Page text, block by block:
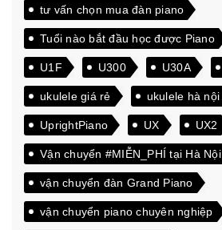
tư vấn chọn mua đàn piano
Tuổi nào bắt đầu học được Piano
U1F U300 U30A
ukulele giá rẻ ukulele hà nội
UprightPiano UX UX2
Vận chuyển #MIỄN_PHÍ tại Hà Nội
vận chuyển đàn Grand Piano
vận chuyển piano chuyên nghiệp